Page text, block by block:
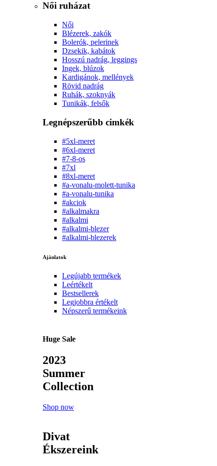
Női ruházat
Női
Blézerek, zakók
Bolerók, pelerinek
Dzsekik, kabátok
Hosszú nadrág, leggings
Ingek, blúzok
Kardigánok, mellények
Rövid nadrág
Ruhák, szoknyák
Tunikák, felsők
Legnépszerűbb cimkék
#5xl-meret
#6xl-meret
#7-8-os
#7xl
#8xl-meret
#a-vonalu-molett-tunika
#a-vonalu-tunika
#akciok
#alkalmakra
#alkalmi
#alkalmi-blezer
#alkalmi-blezerek
Ajánlatok
Legújabb termékek
Leértékelt
Bestsellerek
Legjobbra értékelt
Népszerű termékeink
Huge Sale
2023
Summer
Collection
Shop now
Divat
Ékszereink